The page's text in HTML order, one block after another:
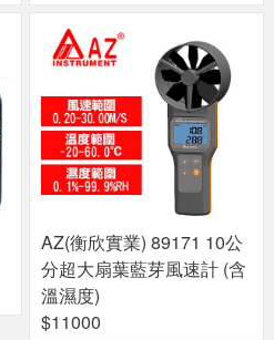
AZ(衡欣實業) 89171 10公
分超大扇葉藍芽風速計 (含
溫濕度)
$11000